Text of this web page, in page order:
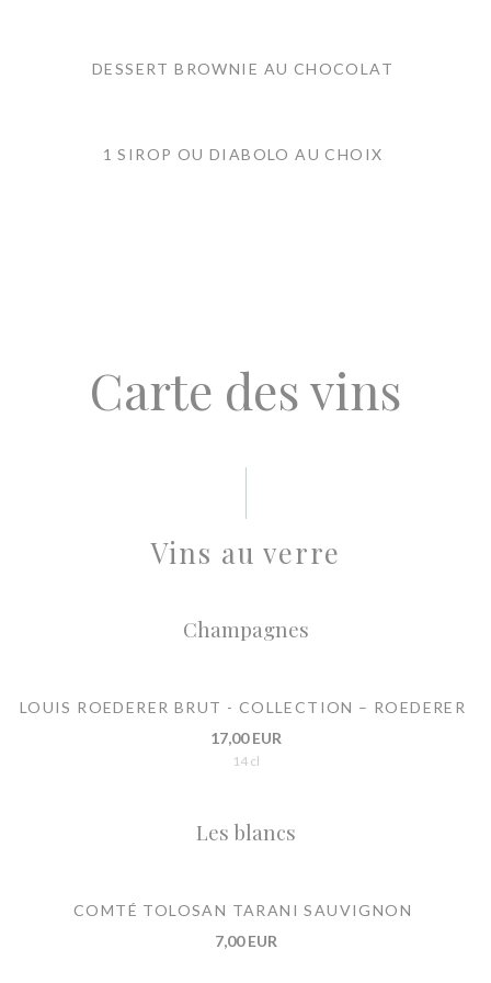
DESSERT BROWNIE AU CHOCOLAT
1 SIROP OU DIABOLO AU CHOIX
Carte des vins
Vins au verre
Champagnes
LOUIS ROEDERER BRUT - COLLECTION – ROEDERER
17,00 EUR
14 cl
Les blancs
COMTÉ TOLOSAN TARANI SAUVIGNON
7,00 EUR